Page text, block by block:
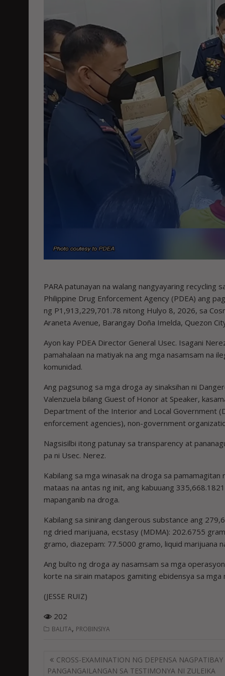
PARA patunayan na walang nangyayaring recycling
Philippine Drug Enforcement Agency (PDEA) ang
ng P1,913,229,701.78 nitong Hulyo 8, 2026, sa
Araneta Avenue, Barangay Doña Imelda, Quezon
Ayon kay PDEA Director General Usec. Isagani
pamahalaan na matiyak na ang mga nasamsam na
komunidad.
Ang pagsunog sa mga droga ay sinaksihan ni
Valenzuela bilang Guest of Honor at Speaker,
Department of the Interior and Local Government
enforcement agencies), non-government
Nagsisilbi itong patunay sa transparency at
pa ni Usec. Nerez.
Kabilang sa mga winasak na droga sa
mataas na antas ng init, ang kabuuang
mapanganib na droga.
Kabilang sa sinirang dangerous substance ang
ng dried marijuana, ecstasy (MDMA): 202.6755
gramo, diazepam: 77.5000 gramo, liquid marijuana
Ang bulto ng droga ay nasamsam sa mga
korte na sirain matapos gamiting ebidensya sa mga
(JESSE RUIZ)
202
BALITA, PROBINSIYA
Post
navigation
CROSS-EXAMINATION NG DEPENSA NAGPATIBAY
PANGANGAILANGAN SA TESTIMONYA NI ZULEIKA